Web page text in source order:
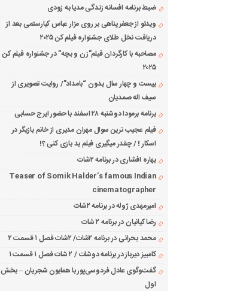
ضبط برنامه افسانه زندگی مدیا به زودی
ویدئو از جعفر پناهی بر روی مزار عباس کیارستمی بعد از
دریافت نخل طلای جشنواره فیلم کن ۲۰۲۵
مصاحبه با کارگردان فیلم”زن و بچه” در جشنواره فیلم کن
۲۰۲۵
بیست و چهار سال بدون “بامداد”/ روایت تصویری از
سیف اله صمدیان
برنامه برمودا دوشنبه ۲۸ اسفند با حضور ایرج حسابی
فیلم عجیب ترین سوال مهران مدیری از خانم بازیگر در
اسکار ! / چقدر میگیری فیلم بد بازی کنی ؟!
بهاره افشاری در برنامه ۲شات
Teaser of Somik Halder’s famous Indian
cinematographer
امیرمهدی ژوله در برنامه ۲شات
رضا کیانیان در برنامه ۲ شات
محمد بحرانی در برنامه ۲شات/ ۲شات فصل ۱ قسمت ۲
کامبیز دیرباز در برنامه دوشات / ۲ شات فصل ۱ قسمت ۱
گفت‌وگوی عادل فردوسی‌پور با همایون شجریان – بخش
اول